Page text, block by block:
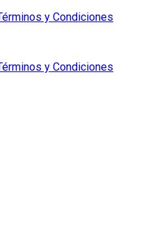
y Condiciones
y Condiciones